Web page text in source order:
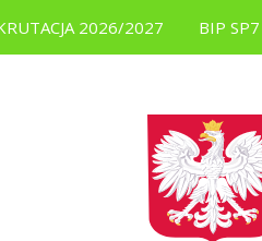
2026/2027 BIP SP7